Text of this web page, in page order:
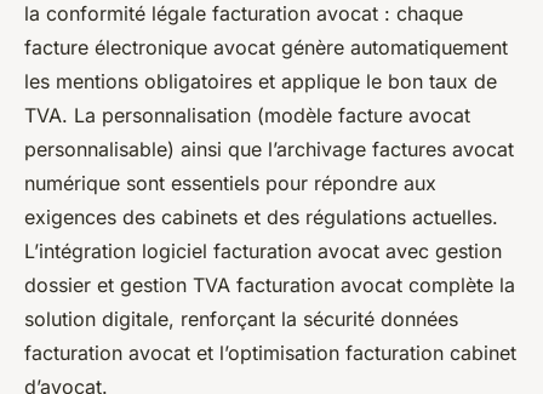
la conformité légale facturation avocat : chaque
facture électronique avocat génère automatiquement
les mentions obligatoires et applique le bon taux de
TVA. La personnalisation (modèle facture avocat
personnalisable) ainsi que l’archivage factures avocat
numérique sont essentiels pour répondre aux
exigences des cabinets et des régulations actuelles.
L’intégration logiciel facturation avocat avec gestion
dossier et gestion TVA facturation avocat complète la
solution digitale, renforçant la sécurité données
facturation avocat et l’optimisation facturation cabinet
d’avocat.